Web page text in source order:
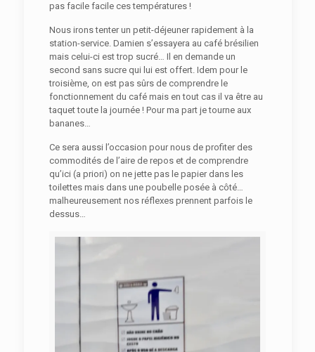
pas facile facile ces températures !
Nous irons tenter un petit-déjeuner rapidement à la
station-service. Damien s’essayera au café brésilien
mais celui-ci est trop sucré… Il en demande un
second sans sucre qui lui est offert. Idem pour le
troisième, on est pas sûrs de comprendre le
fonctionnement du café mais en tout cas il va être au
taquet toute la journée ! Pour ma part je tourne aux
bananes…
Ce sera aussi l’occasion pour nous de profiter des
commodités de l’aire de repos et de comprendre
qu’ici (a priori) on ne jette pas le papier dans les
toilettes mais dans une poubelle posée à côté…
malheureusement nos réflexes prennent parfois le
dessus…